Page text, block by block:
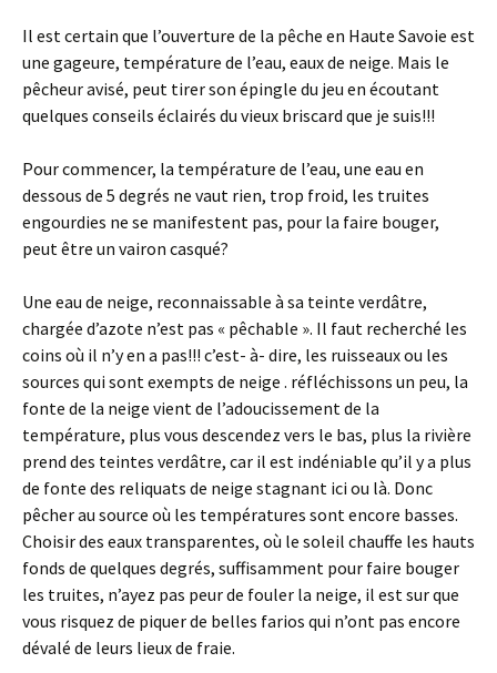
Il est certain que l’ouverture de la pêche en Haute Savoie est
une gageure, température de l’eau, eaux de neige. Mais le
pêcheur avisé, peut tirer son épingle du jeu en écoutant
quelques conseils éclairés du vieux briscard que je suis!!!
Pour commencer, la température de l’eau, une eau en
dessous de 5 degrés ne vaut rien, trop froid, les truites
engourdies ne se manifestent pas, pour la faire bouger,
peut être un vairon casqué?
Une eau de neige, reconnaissable à sa teinte verdâtre,
chargée d’azote n’est pas « pêchable ». Il faut recherché les
coins où il n’y en a pas!!! c’est- à- dire, les ruisseaux ou les
sources qui sont exempts de neige . réfléchissons un peu, la
fonte de la neige vient de l’adoucissement de la
température, plus vous descendez vers le bas, plus la rivière
prend des teintes verdâtre, car il est indéniable qu’il y a plus
de fonte des reliquats de neige stagnant ici ou là. Donc
pêcher au source où les températures sont encore basses.
Choisir des eaux transparentes, où le soleil chauffe les hauts
fonds de quelques degrés, suffisamment pour faire bouger
les truites, n’ayez pas peur de fouler la neige, il est sur que
vous risquez de piquer de belles farios qui n’ont pas encore
dévalé de leurs lieux de fraie.